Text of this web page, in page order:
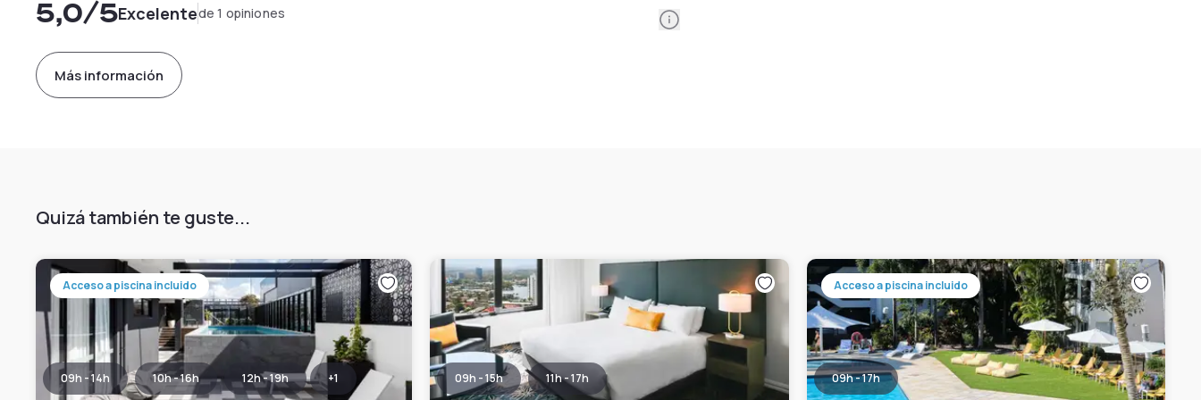
5,0/5Excelentede 1 opiniones Information
Más información
Quizá también te guste...
Acceso a piscina incluido
09h - 14h 10h - 16h 12h - 19h +1 09h - 15h 11h - 17h
Acceso a piscina incluido
09h - 17h